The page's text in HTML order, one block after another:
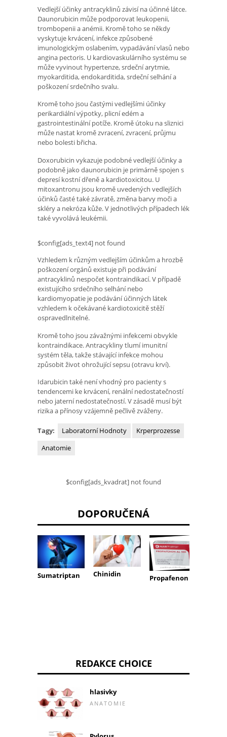
Vedlejší účinky antracyklinů závisí na účinné látce.
Daunorubicin může podporovat leukopenii,
trombopenii a anémii. Kromě toho se někdy
vyskytuje krvácení, infekce způsobené
imunologickým oslabením, vypadávání vlasů nebo
angina pectoris. U kardiovaskulárního systému se
může vyvinout hypertenze, srdeční arytmie,
myokarditida, endokarditida, srdeční selhání a
poškození srdečního svalu.
Kromě toho jsou častými vedlejšími účinky
perikardiální výpotky, plicní edém a
gastrointestinální potíže. Kromě útoku na sliznici
může nastat kromě zvracení, zvracení, průjmu
nebo bolesti břicha.
Doxorubicin vykazuje podobné vedlejší účinky a
podobně jako daunorubicin je primárně spojen s
depresí kostní dřeně a kardiotoxicitou. U
mitoxantronu jsou kromě uvedených vedlejších
účinků časté také závratě, změna barvy moči a
skléry a nekróza kůže. V jednotlivých případech lék
také vyvolává leukémii.
$config[ads_text4] not found
Vzhledem k různým vedlejším účinkům a hrozbě
poškození orgánů existuje při podávání
antracyklinů nespočet kontraindikací. V případě
existujícího srdečního selhání nebo
kardiomyopatie je podávání účinných látek
vzhledem k očekávané kardiotoxicitě stěží
ospravedlnitelné.
Kromě toho jsou závažnými infekcemi obvykle
kontraindikace. Antracykliny tlumí imunitní
systém těla, takže stávající infekce mohou
způsobit život ohrožující sepsu (otravu krví).
Idarubicin také není vhodný pro pacienty s
tendencemi ke krvácení, renální nedostatečností
nebo jaterní nedostatečností. V zásadě musí být
rizika a přínosy vzájemně pečlivě zváženy.
Tagy: Laboratorní Hodnoty
Krperprozesse
Anatomie
$config[ads_kvadrat] not found
DOPORUČENÁ
Sumatriptan Chinidin Propafenon
REDAKCE CHOICE
hlasivky
ANATOMIE